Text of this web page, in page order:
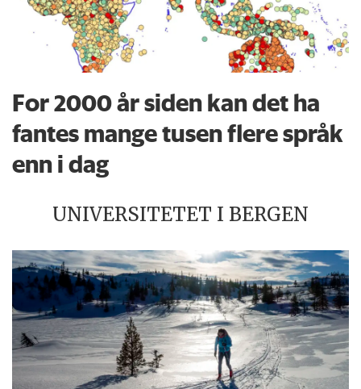
For 2000 år siden kan det ha
fantes mange tusen flere språk
enn i dag
UNIVERSITETET I BERGEN